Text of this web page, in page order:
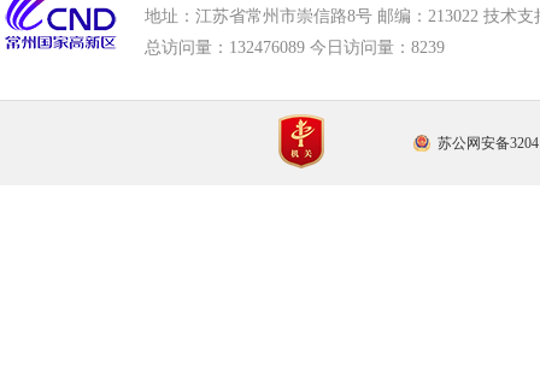
地址：江苏省常州市崇信路8号 邮编：213022 技术支
总访问量： 132476089 今日访问量： 8239
苏公网安备